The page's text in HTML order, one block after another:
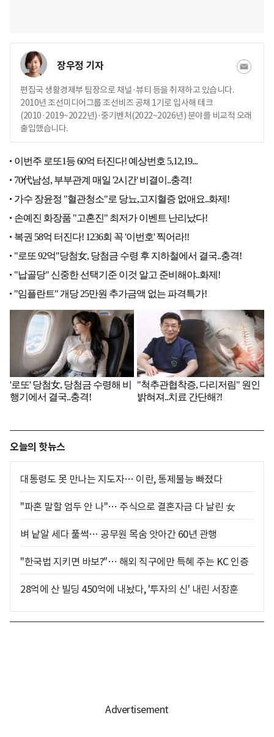
장우정 기자
편집국 생활경제부 팀장으로 채널·뷰티 등을 취재하고 있습니다.
2010년 조선미디어그룹 조선비즈 공채 1기로 입사해 테크
(2010·2019~2022년)·중기벤처(2022~2026년) 분야를 비교적 오래
출입했습니다.
오늘의 핫뉴스
대통령도 못 만나는 지도자… 이란, 통제불능 빠졌다
"파혼 말할 엄두 안 나"… 주식으로 결혼자금 다 날린 女
벼 낱알 세다 풀썩… 공무원 목숨 앗아간 60년 관행
"한국법 지키면 바보?"… 해외 직구에만 특혜 주는 KC 인증
28억에 산 빌딩 450억에 내놨다, '투자의 신' 내린 서장훈